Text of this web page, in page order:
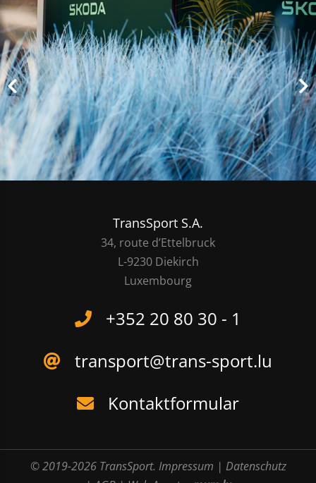
TransSport S.A.
34, route d’Ettelbruck
L-9230 Diekirch
Luxembourg
+352 20 80 30 - 1
transport@trans-sport.lu
Kontaktformular
© 2019-2026 TransSport. Impressum | Datenschutz